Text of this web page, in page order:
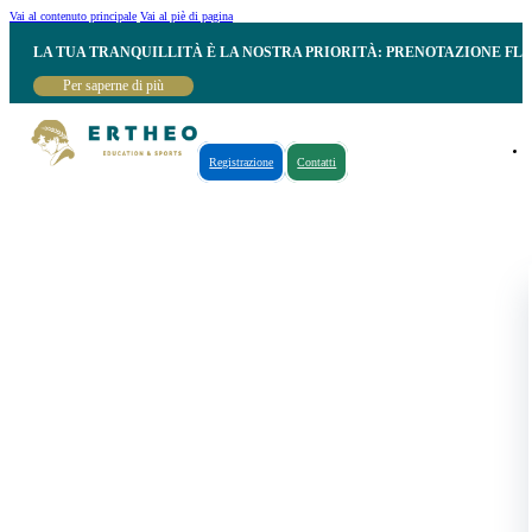
Vai al contenuto principale Vai al piè di pagina
LA TUA TRANQUILLITÀ È LA NOSTRA PRIORITÀ: PRENOTAZIONE
Per saperne di più
Registrazione Contatti